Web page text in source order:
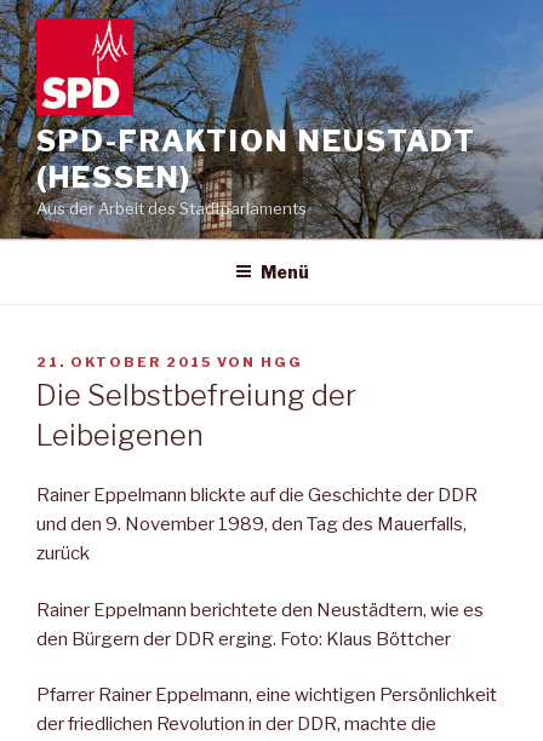
Zum
Inhalt
springen
SPD-FRAKTION NEUSTADT
(HESSEN)
Aus der Arbeit des Stadtparlaments
Menü
VERÖFFENTLICHT
AM
21. OKTOBER 2015 VON HGG
Die Selbstbefreiung der
Leibeigenen
Rainer Eppelmann blickte auf die Geschichte der DDR
und den 9. November 1989, den Tag des Mauerfalls,
zurück
Rainer Eppelmann berichtete den Neustädtern, wie es
den Bürgern der DDR erging. Foto: Klaus Böttcher
Pfarrer Rainer Eppelmann, eine wichtigen Persönlichkeit
der friedlichen Revolution in der DDR, machte die